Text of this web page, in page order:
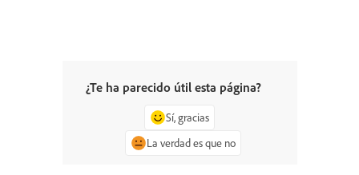
¿Te ha parecido útil esta página?
Sí, gracias
La verdad es que no